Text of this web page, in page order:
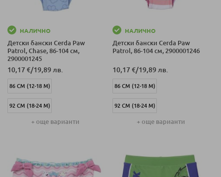
НАЛИЧНО
Детски бански Cerda Paw
Patrol, Chase, 86-104 см,
2900001245
10,17 €/19,89 лв.
86 СМ (12-18 М)
92 СМ (18-24 М)
98 СМ (24-36 М)
+ още варианти
НАЛИЧНО
Детски бански Cerda Paw
Patrol, 86-104 см, 2900001246
10,17 €/19,89 лв.
86 СМ (12-18 М)
92 СМ (18-24 М)
98 СМ (24-36 М)
+ още варианти